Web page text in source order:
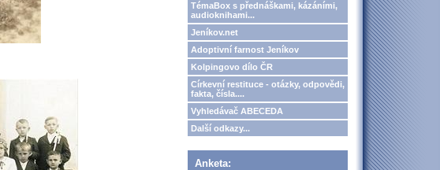
TémaBox s přednáškami, kázáními,
audioknihami...
Jeníkov.net
Adoptivní farnost Jeníkov
Kolpingovo dílo ČR
Církevní restituce - otázky, odpovědi,
fakta, čísla....
Vyhledávač ABECEDA
Další odkazy...
Anketa: